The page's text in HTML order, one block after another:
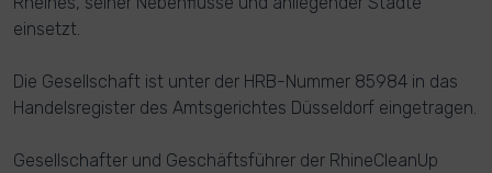
einsetzt.
Die Gesellschaft ist unter der HRB-Nummer 85984 in das
Handelsregister des Amtsgerichtes Düsseldorf eingetragen.
Gesellschafter und Geschäftsführer der RhineCleanUp